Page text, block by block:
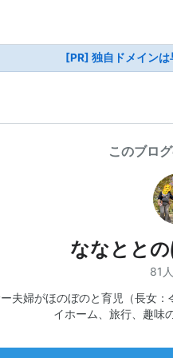
[PR] 独自ドメインは
このブロ
ななとと
81
夫婦がほのぼのと育児（長女
イホーム、旅行、趣味